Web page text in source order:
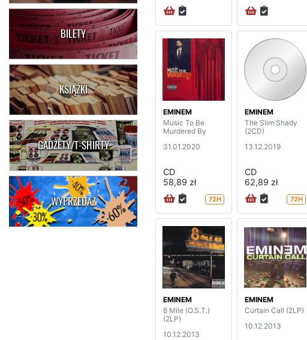
BILETY
KSIĄŻKI
GADŻETY/T-SHIRTY
WYPRZEDAŻ
EMINEM
Music To Be
Murdered By
31.01.2020
CD
58,89 zł
72H
EMINEM
The Slim Shady
(2CD)
13.12.2019
CD
62,89 zł
72H
EMINEM
8 Mile (O.S.T.)
(2LP)
10.12.2013
EMINEM
Curtain Call (2LP)
10.12.2013